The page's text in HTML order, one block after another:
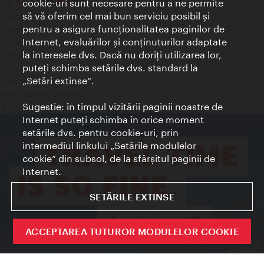
Contact
Credits
Declaraţie privind protecţia datelor
Terms of Use
Accesibilitate
Contact presa
© Copyright Wien Tourismus
cookie-uri sunt necesare pentru a ne permite
să vă oferim cel mai bun serviciu posibil şi
pentru a asigura funcţionalitatea paginilor de
Internet, evaluărilor şi conţinuturilor adaptate
la interesele dvs. Dacă nu doriţi utilizarea lor,
puteţi schimba setările dvs. standard la
„Setări extinse“.
Sugestie: în timpul vizitării paginii noastre de
Internet puteţi schimba în orice moment
setările dvs. pentru cookie-uri, prin
intermediul linkului „Setările modulelor
cookie“ din subsol, de la sfârşitul paginii de
Internet.
SETĂRILE EXTINSE
ACCEPTAREA TUTUROR MODULELOR COOKIE